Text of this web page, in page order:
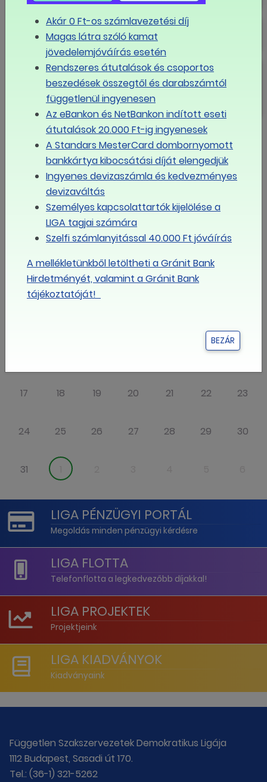
Madách Imre Művelődési Központ
Fővárosi Nagycirkusz
MÉG TÖBB
Eseménynaptár
augusztus
2026
Ke Sze Csü Pé Szo
27 28 29 30 31
15 16
17 18 19 20 21 22 23
24 25 26 27 28 29 30
31
LIGA PÉNZÜGYI PORTÁL
Megoldás minden pénzügyi kérdésre
LIGA FLOTTA
Telefonflotta a legkedvezőbb díjakkal!
LIGA PROJEKTEK
Projektjeink
LIGA KIADVÁNYOK
Kiadványaink
Akár 0 Ft-os számlavezetési díj
Magas látra szóló kamat
jövedelemjóváírás esetén
Rendszeres átutalások és csoportos
beszedések összegtől és darabszámtól
függetlenül ingyenesen
Az eBankon és NetBankon indított eseti
átutalások 20.000 Ft-ig ingyenesek
A Standars MesterCard dombornyomott
bankkártya kibocsátási díját elengedjük
Ingyenes devizaszámla és kedvezményes
devizaváltás
Személyes kapcsolattartók kijelölése a
LIGA tagjai számára
Szelfi számlanyitással 40.000 Ft jóváírás
A mellékletünkből letöltheti a Gránit Bank
Hirdetményét, valamint a Gránit Bank
tájékoztatóját!
BEZÁR
Független Szakszervezetek Demokratikus Ligája
1112 Budapest, Sasadi út 170.
Tel.: (36-1) 321-5262